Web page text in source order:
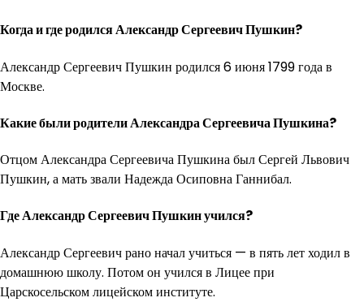
Когда и где родился Александр Сергеевич Пушкин?
Александр Сергеевич Пушкин родился 6 июня 1799 года в
Москве.
Какие были родители Александра Сергеевича Пушкина?
Отцом Александра Сергеевича Пушкина был Сергей Львович
Пушкин, а мать звали Надежда Осиповна Ганнибал.
Где Александр Сергеевич Пушкин учился?
Александр Сергеевич рано начал учиться — в пять лет ходил в
домашнюю школу. Потом он учился в Лицее при
Царскосельском лицейском институте.